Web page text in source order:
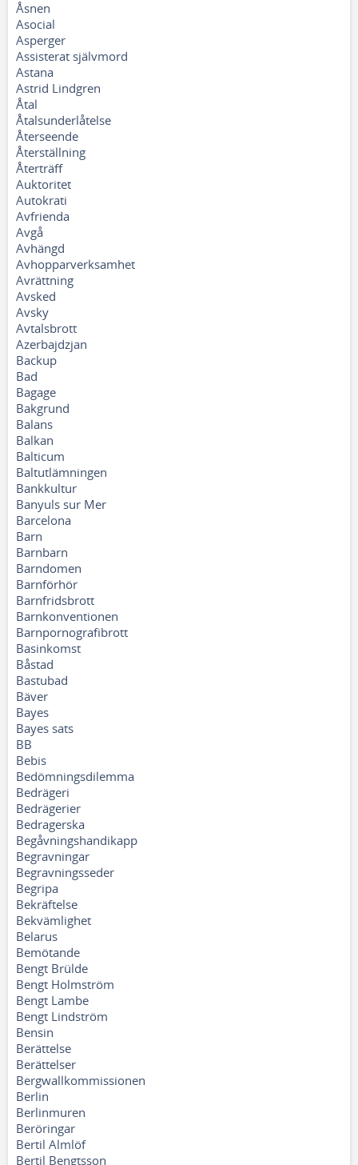
Åsnen
Asocial
Asperger
Assisterat självmord
Astana
Astrid Lindgren
Åtal
Åtalsunderlåtelse
Återseende
Återställning
Återträff
Auktoritet
Autokrati
Avfrienda
Avgå
Avhängd
Avhopparverksamhet
Avrättning
Avsked
Avsky
Avtalsbrott
Azerbajdzjan
Backup
Bad
Bagage
Bakgrund
Balans
Balkan
Balticum
Baltutlämningen
Bankkultur
Banyuls sur Mer
Barcelona
Barn
Barnbarn
Barndomen
Barnförhör
Barnfridsbrott
Barnkonventionen
Barnpornografibrott
Basinkomst
Båstad
Bastubad
Bäver
Bayes
Bayes sats
BB
Bebis
Bedömningsdilemma
Bedrägeri
Bedrägerier
Bedragerska
Begåvningshandikapp
Begravningar
Begravningsseder
Begripa
Bekräftelse
Bekvämlighet
Belarus
Bemötande
Bengt Brülde
Bengt Holmström
Bengt Lambe
Bengt Lindström
Bensin
Berättelse
Berättelser
Bergwallkommissionen
Berlin
Berlinmuren
Beröringar
Bertil Almlöf
Bertil Bengtsson